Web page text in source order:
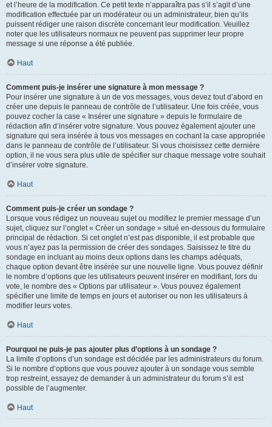
et l’heure de la modification. Ce petit texte n’apparaîtra pas s’il s’agit d’une
modification effectuée par un modérateur ou un administrateur, bien qu’ils
puissent rédiger une raison discrète concernant leur modification. Veuillez
noter que les utilisateurs normaux ne peuvent pas supprimer leur propre
message si une réponse a été publiée.
Haut
Comment puis-je insérer une signature à mon message ?
Pour insérer une signature à un de vos messages, vous devez tout d’abord en
créer une depuis le panneau de contrôle de l’utilisateur. Une fois créée, vous
pouvez cocher la case « Insérer une signature » depuis le formulaire de
rédaction afin d’insérer votre signature. Vous pouvez également ajouter une
signature qui sera insérée à tous vos messages en cochant la case appropriée
dans le panneau de contrôle de l’utilisateur. Si vous choisissez cette dernière
option, il ne vous sera plus utile de spécifier sur chaque message votre souhait
d’insérer votre signature.
Haut
Comment puis-je créer un sondage ?
Lorsque vous rédigez un nouveau sujet ou modifiez le premier message d’un
sujet, cliquez sur l’onglet « Créer un sondage » situé en-dessous du formulaire
principal de rédaction. Si cet onglet n’est pas disponible, il est probable que
vous n’ayez pas la permission de créer des sondages. Saisissez le titre du
sondage en incluant au moins deux options dans les champs adéquats,
chaque option devant être insérée sur une nouvelle ligne. Vous pouvez définir
le nombre d’options que les utilisateurs peuvent insérer en modifiant, lors du
vote, le nombre des « Options par utilisateur ». Vous pouvez également
spécifier une limite de temps en jours et autoriser ou non les utilisateurs à
modifier leurs votes.
Haut
Pourquoi ne puis-je pas ajouter plus d’options à un sondage ?
La limite d’options d’un sondage est décidée par les administrateurs du forum.
Si le nombre d’options que vous pouvez ajouter à un sondage vous semble
trop restreint, essayez de demander à un administrateur du forum s’il est
possible de l’augmenter.
Haut